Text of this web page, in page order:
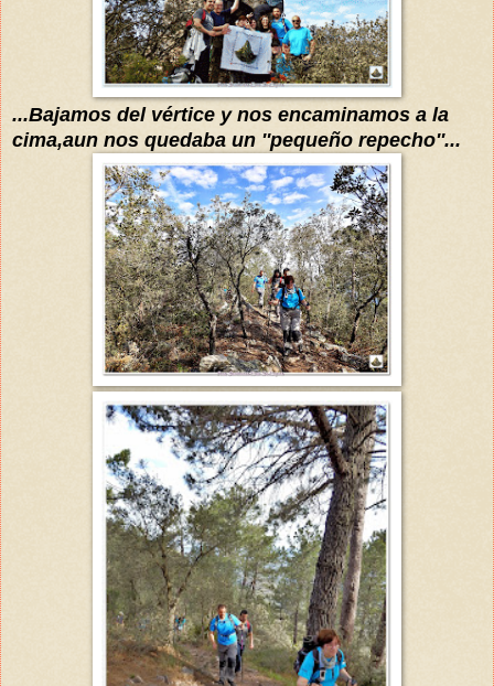
...Bajamos del vértice y nos encaminamos a la
cima,aun nos quedaba un ''pequeño repecho''...